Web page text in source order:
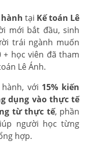
tại Kế toán Lê
mới bắt đầu, sinh
trái ngành muốn
+ học viên đã tham
Lê Ánh.
với 15% kiến
dụng vào thực tế
từ thực tế, phần
người học từng
hợp.